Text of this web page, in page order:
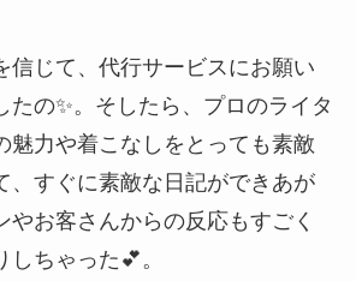
信じて、代行サービスにお願い
たの✨。そしたら、プロのライタ
魅力や着こなしをとっても素敵
、すぐに素敵な日記ができあが
やお客さんからの反応もすごく
しちゃった💕。